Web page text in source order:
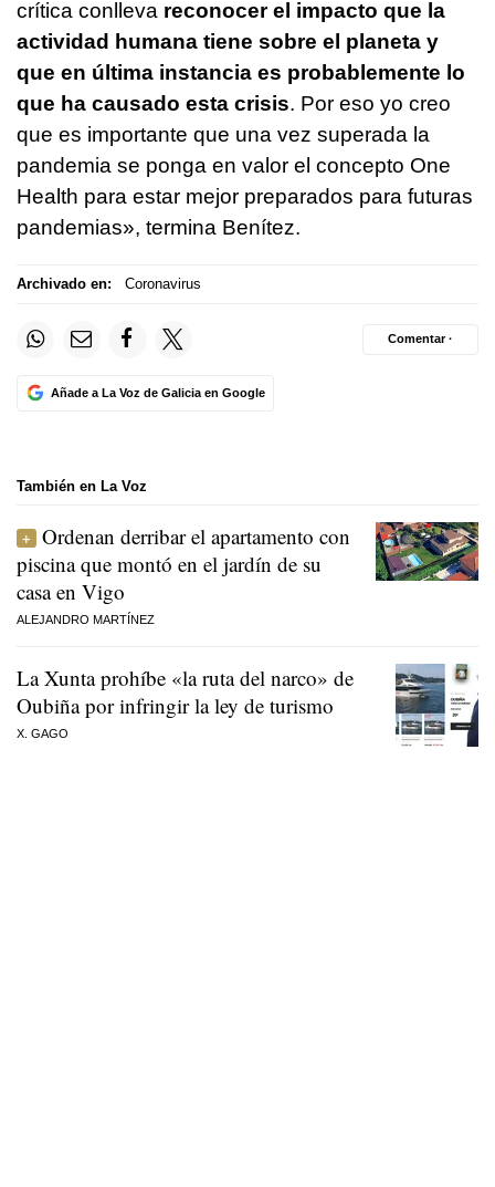
crítica conlleva reconocer el impacto que la
actividad humana tiene sobre el planeta y
que en última instancia es probablemente lo
que ha causado esta crisis. Por eso yo creo
que es importante que una vez superada la
pandemia se ponga en valor el concepto One
Health para estar mejor preparados para futuras
pandemias», termina Benítez.
Archivado en: Coronavirus
Añade a La Voz de Galicia en Google
Comentar ·
También en La Voz
Ordenan derribar el apartamento con
piscina que montó en el jardín de su
casa en Vigo
ALEJANDRO MARTÍNEZ
La Xunta prohíbe «la ruta del narco» de
Oubiña por infringir la ley de turismo
X. GAGO